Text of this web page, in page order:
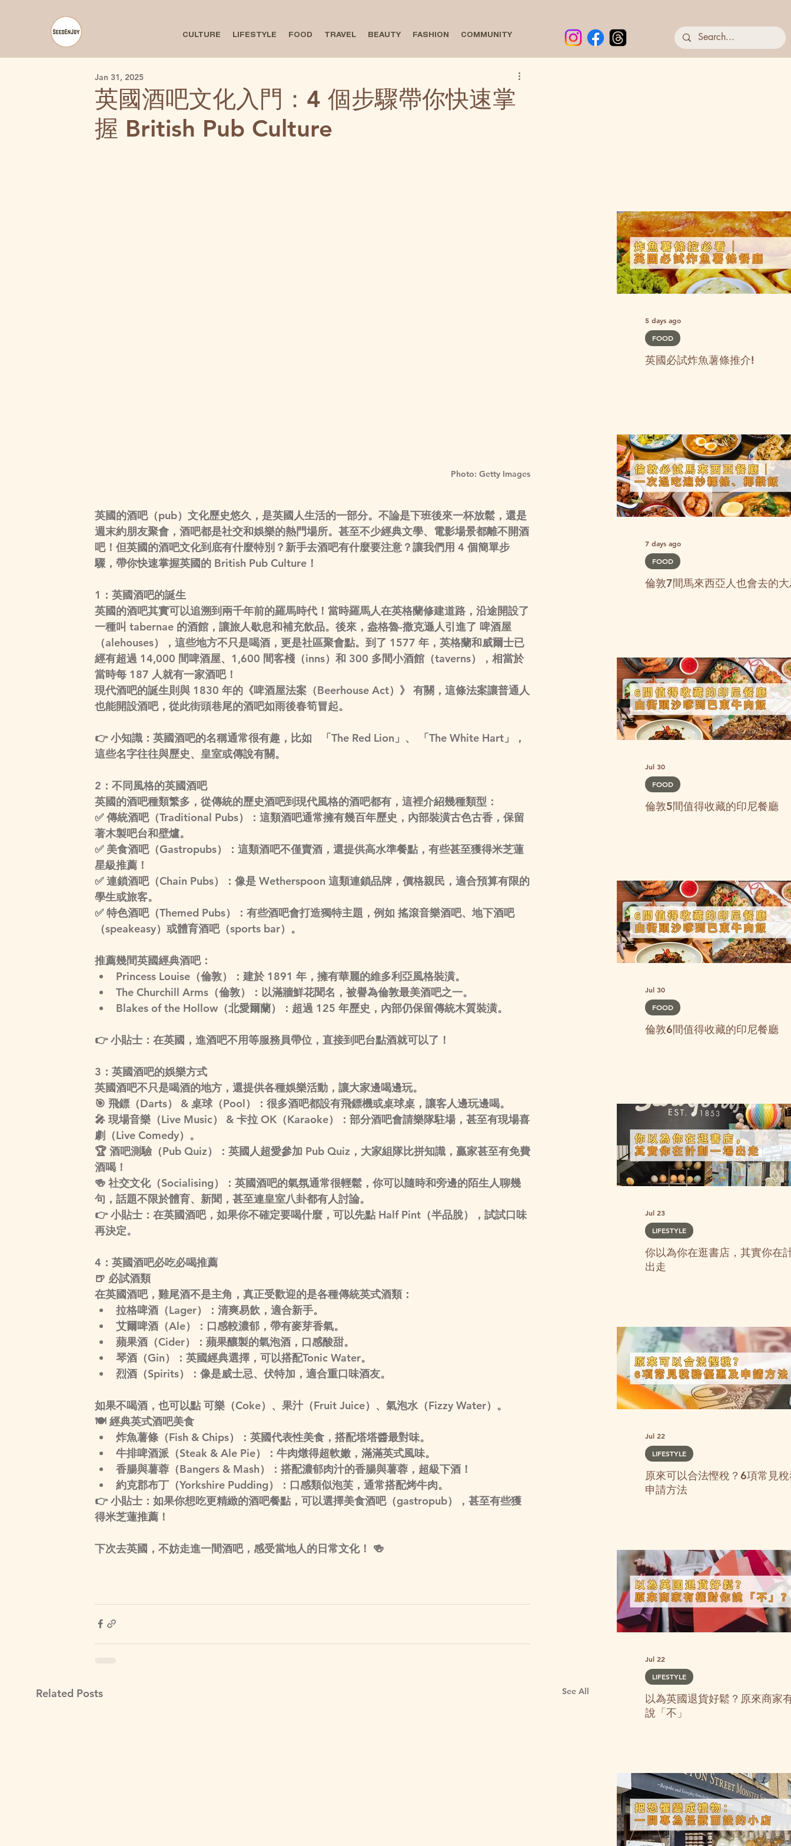
CULTURE LIFESTYLE FOOD TRAVEL BEAUTY FASHION COMMUNITY
英國酒吧文化入門：4 個步驟帶你快速掌
握 British Pub Culture
Jan 31, 2025
Photo: Getty Images
英國的酒吧（pub）文化歷史悠久，是英國人生活的一部分。不論是下班後來一杯放鬆，還是
週末約朋友聚會，酒吧都是社交和娛樂的熱門場所。甚至不少經典文學、電影場景都離不開酒
吧！但英國的酒吧文化到底有什麼特別？新手去酒吧有什麼要注意？讓我們用 4 個簡單步
驟，帶你快速掌握英國的 British Pub Culture！
1：英國酒吧的誕生
英國的酒吧其實可以追溯到兩千年前的羅馬時代！當時羅馬人在英格蘭修建道路，沿途開設了
一種叫 tabernae 的酒館，讓旅人歇息和補充飲品。後來，盎格魯-撒克遜人引進了 啤酒屋
（alehouses）
，這些地方不只是喝酒，更是社區聚會點。到了 1577 年，英格蘭和威爾士已
經有超過 14,000 間啤酒屋、1,600 間客棧（inns）和 300 多間小酒館（taverns）
，相當於
當時每 187 人就有一家酒吧！
現代酒吧的誕生則與 1830 年的《啤酒屋法案（Beerhouse Act）》
有關，這條法案讓普通人
也能開設酒吧，從此街頭巷尾的酒吧如雨後春筍冒起。
👉 小知識 ：英國酒吧的名稱通常很有趣，比如   「The Red Lion 」、 「The White Hart 」，
這些名字往往與歷史、皇室或傳說有關。
2：不同風格的英國酒吧
英國的酒吧種類繁多，從傳統的歷史酒吧到現代風格的酒吧都有，這裡介紹幾種類型：
✅ 傳統酒吧（Traditional Pubs）
：這類酒吧通常擁有幾百年歷史，內部裝潢古色古香，保留
著木製吧台和壁爐。
✅ 美食酒吧（Gastropubs）
：這類酒吧不僅賣酒，還提供高水準餐點，有些甚至獲得米芝蓮
星級推薦！
✅ 連鎖酒吧（Chain Pubs）
：像是 Wetherspoon 這類連鎖品牌，價格親民，適合預算有限的
學生或旅客。
✅ 特色酒吧（Themed Pubs） ：有些酒吧會打造獨特主題，例如 搖滾音樂酒吧、地下酒吧
（speakeasy）或體育酒吧（sports bar） 。
推薦幾間英國經典酒吧：
Princess Louise（倫敦）
：建於 1891 年，擁有華麗的維多利亞風格裝潢。
The Churchill Arms（倫敦）
：以滿牆鮮花聞名，被譽為倫敦最美酒吧之一。
Blakes of the Hollow（北愛爾蘭）
：超過 125 年歷史，內部仍保留傳統木質裝潢。
👉 小貼士 ：在英國，進酒吧不用等服務員帶位，直接到吧台點酒就可以了！
3：英國酒吧的娛樂方式
英國酒吧不只是喝酒的地方，還提供各種娛樂活動，讓大家邊喝邊玩。
🎯 飛鏢（Darts） & 桌球（Pool）
：很多酒吧都設有飛鏢機或桌球桌，讓客人邊玩邊喝。
🎤 現場音樂（Live Music） & 卡拉 OK（Karaoke）
：部分酒吧會請樂隊駐場，甚至有現場喜
劇（Live Comedy）。
🏆 酒吧測驗（Pub Quiz） ：英國人超愛參加 Pub Quiz ，大家組隊比拼知識，贏家甚至有免費
酒喝！
🍻 社交文化（Socialising）
：英國酒吧的氣氛通常很輕鬆，你可以隨時和旁邊的陌生人聊幾
句，話題不限於體育、新聞，甚至連皇室八卦都有人討論。
👉 小貼士 ：在英國酒吧，如果你不確定要喝什麼，可以先點 Half Pint（半品脫）
，試試口味
再決定。
4：英國酒吧必吃必喝推薦
🍺 必試酒類
在英國酒吧，雞尾酒不是主角，真正受歡迎的是各種傳統英式酒類：
拉格啤酒（Lager）
：清爽易飲，適合新手。
艾爾啤酒（Ale）
：口感較濃郁，帶有麥芽香氣。
蘋果酒（Cider）
：蘋果釀製的氣泡酒，口感酸甜。
琴酒（Gin）
：英國經典選擇，可以搭配Tonic Water。
烈酒（Spirits）
：像是威士忌、伏特加，適合重口味酒友。
如果不喝酒，也可以點 可樂（Coke）、果汁（Fruit Juice）、氣泡水（Fizzy Water） 。
🍽 經典英式酒吧美食
炸魚薯條（Fish & Chips）
：英國代表性美食，搭配塔塔醬最對味。
牛排啤酒派（Steak & Ale Pie）
：牛肉燉得超軟嫩，滿滿英式風味。
香腸與薯蓉（Bangers & Mash）
：搭配濃郁肉汁的香腸與薯蓉，超級下酒！
約克郡布丁（Yorkshire Pudding）
：口感類似泡芙，通常搭配烤牛肉。
👉 小貼士 ：如果你想吃更精緻的酒吧餐點，可以選擇美食酒吧（gastropub）
，甚至有些獲
得米芝蓮推薦！
下次去英國，不妨走進一間酒吧，感受當地人的日常文化！ 🍻
Related Posts See All
英國必試炸魚薯條推介!
FOOD
5 days ago
倫敦7間馬來西亞人也會去的
FOOD
7 days ago
倫敦5間值得收藏的印尼餐廳
FOOD
Jul 30
倫敦6間值得收藏的印尼餐廳
FOOD
Jul 30
你以為你在逛書店，其實你在
出走
LIFESTYLE
Jul 23
原來可以合法慳稅？6項常見
申請方法
LIFESTYLE
Jul 22
以為英國退貨好鬆？原來商家
說「不」
LIFESTYLE
Jul 22